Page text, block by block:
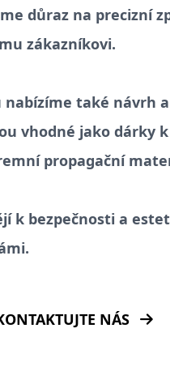
důraz na precizní
zákazníkovi.
také návrh
vhodné jako dárky
propagační
k bezpečnosti a
NÁS